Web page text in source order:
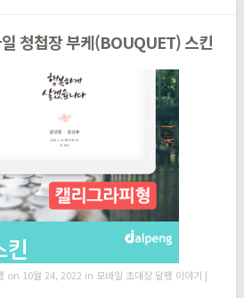
청첩장 부케(BOUQUET) 스킨
on 10월 24, 2022 in 모바일 초대장 달팽 이야기 |